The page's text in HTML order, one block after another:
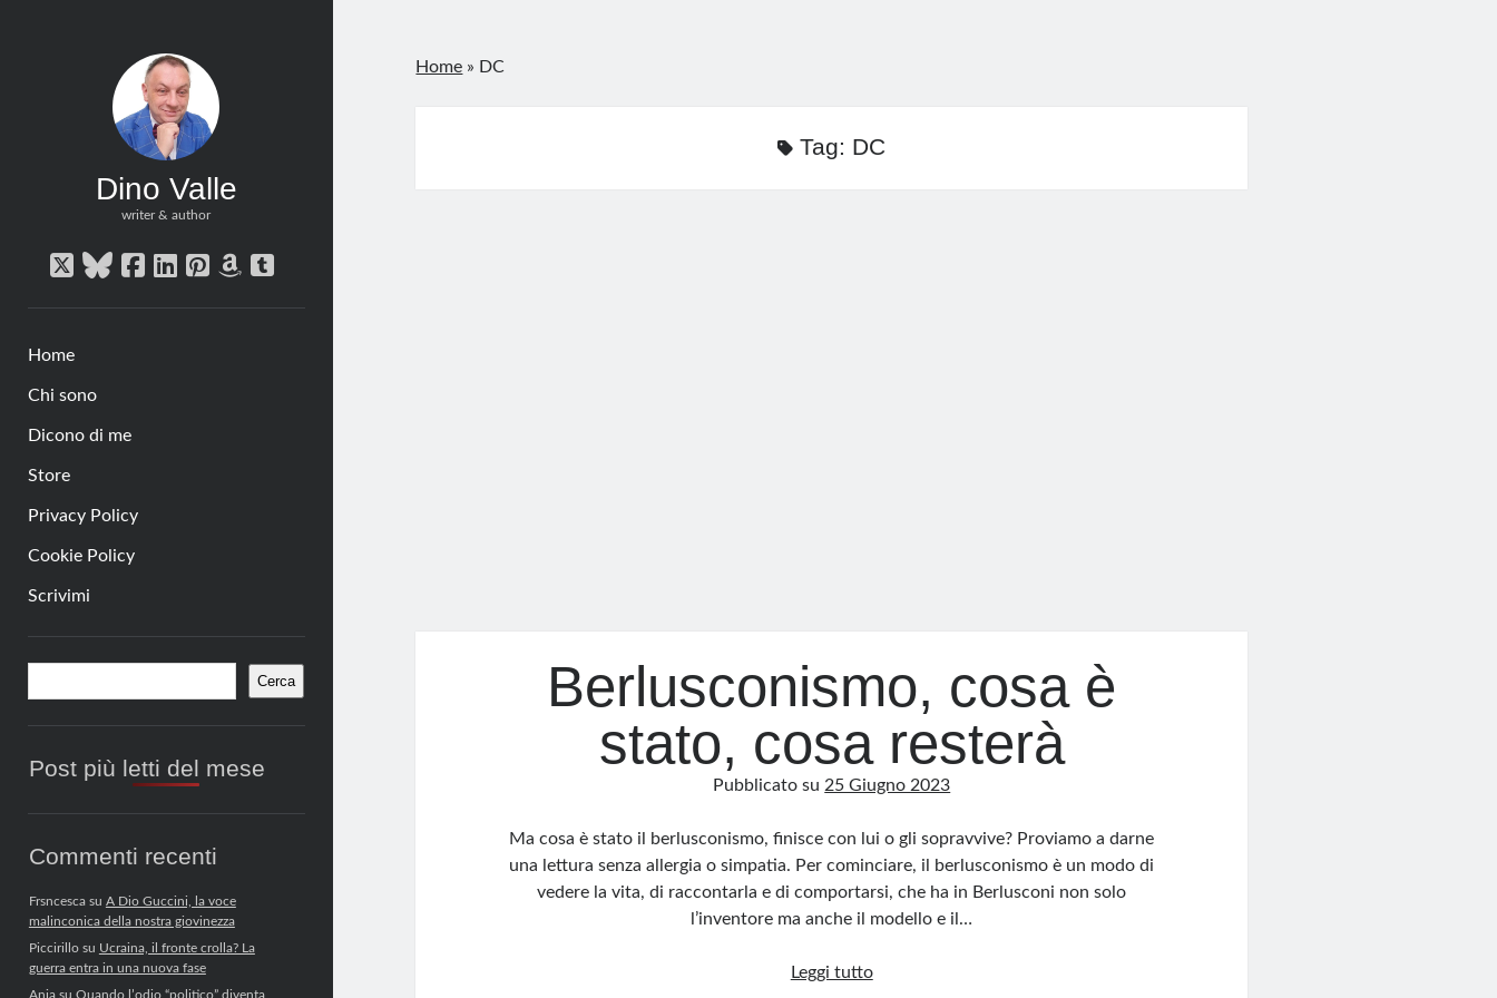
Dino Valle
writer & author
twitterbluesky
facebook
linkedin
pinterest
amazon
tumblr
Home
Chi sono
Dicono di me
Store
Privacy Policy
Cookie Policy
Scrivimi
Barra
laterale
Cerca
Post più letti del mese
Commenti recenti
Frsncescasu A Dio Guccini, la voce
malinconica della nostra giovinezza
Piccirillosu Ucraina, il fronte crolla? La
guerra entra in una nuova fase
Anjasu Quando l’odio “politico” diventa
Home » DC
Tag: DC
Berlusconismo, cosa è
stato, cosa resterà
Pubblicato su25 Giugno 2023
Ma cosa è stato il berlusconismo, finisce con lui o gli sopravvive? Proviamo a darne
una lettura senza allergia o simpatia. Per cominciare, il berlusconismo è un modo di
vedere la vita, di raccontarla e di comportarsi, che ha in Berlusconi non solo
l’inventore ma anche il modello e il…
Leggi tuttoBerlusconismo,